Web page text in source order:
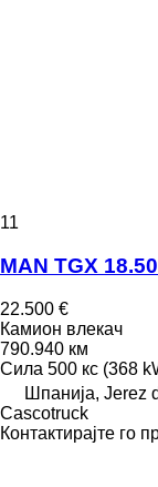
11
MAN TGX
22.500 €
Камион влекач
790.940 км
Сила 500 кс (368
Шпанија, Jerez
Сascotruck
Контактирајте го